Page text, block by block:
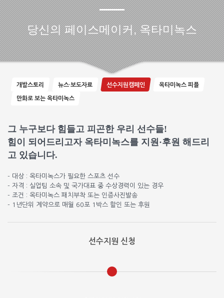
당신의 페이스메이커, 옥타미녹스
개발스토리 뉴스·보도자료 선수지원캠페인 옥타미녹스 피플
만화로 보는 옥타미녹스
그 누구보다 힘들고 피곤한 우리 선수들!
힘이 되어드리고자 옥타미녹스를 지원·후원 해드리
고 있습니다.
- 대상 : 옥타미녹스가 필요한 스포츠 선수
- 자격 : 실업팀 소속 및 국가대표 중 수상경력이 있는 경우
- 조건 : 옥타미녹스 패치부착 또는 인증사진발송
- 1년단위 계약으로 매월 60포 1박스 할인 또는 후원
선수지원 신청